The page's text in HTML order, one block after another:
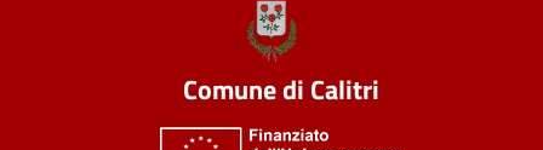
Comune di Calitri